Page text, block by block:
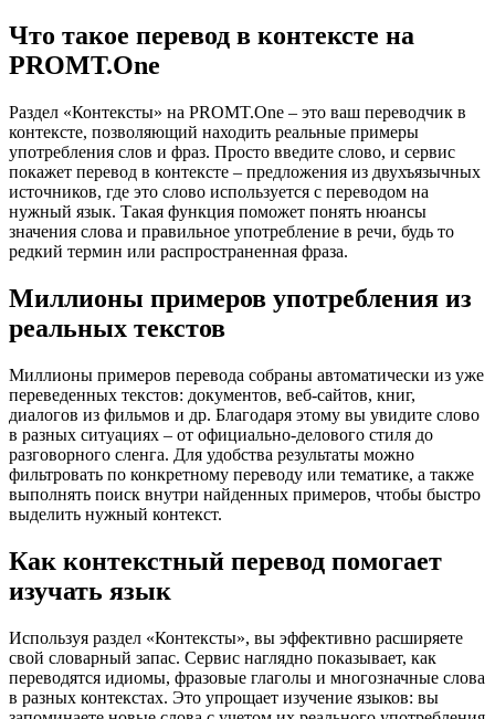
Что такое перевод в контексте на
PROMT.One
Раздел «Контексты» на PROMT.One – это ваш переводчик в
контексте, позволяющий находить реальные примеры
употребления слов и фраз. Просто введите слово, и сервис
покажет перевод в контексте – предложения из двухъязычных
источников, где это слово используется с переводом на
нужный язык. Такая функция поможет понять нюансы
значения слова и правильное употребление в речи, будь то
редкий термин или распространенная фраза.
Миллионы примеров употребления из
реальных текстов
Миллионы примеров перевода собраны автоматически из уже
переведенных текстов: документов, веб-сайтов, книг,
диалогов из фильмов и др. Благодаря этому вы увидите слово
в разных ситуациях – от официально-делового стиля до
разговорного сленга. Для удобства результаты можно
фильтровать по конкретному переводу или тематике, а также
выполнять поиск внутри найденных примеров, чтобы быстро
выделить нужный контекст.
Как контекстный перевод помогает
изучать язык
Используя раздел «Контексты», вы эффективно расширяете
свой словарный запас. Сервис наглядно показывает, как
переводятся идиомы, фразовые глаголы и многозначные слова
в разных контекстах. Это упрощает изучение языков: вы